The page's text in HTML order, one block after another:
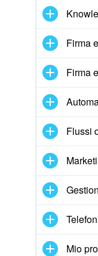
Firma
Firma
Flussi
Mio